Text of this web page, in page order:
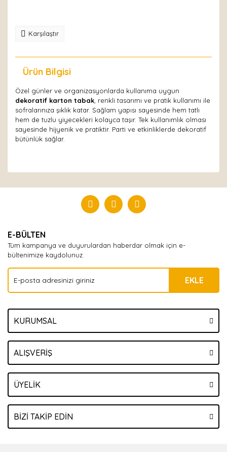
Karşılaştır
Ürün Bilgisi
Özel günler ve organizasyonlarda kullanıma uygun
dekoratif karton tabak , renkli tasarımı ve pratik kullanımı ile
sofralarınıza şıklık katar. Sağlam yapısı sayesinde hem tatlı
hem de tuzlu yiyecekleri kolayca taşır. Tek kullanımlık olması
sayesinde hijyenik ve pratiktir. Parti ve etkinliklerde dekoratif
bütünlük sağlar.
Yorum Yaz
E-BÜLTEN
Tüm kampanya ve duyurulardan haberdar olmak için e-
bültenimize kaydolunuz.
EKLE
KURUMSAL
ALIŞVERİŞ
ÜYELİK
BİZİ TAKİP EDİN